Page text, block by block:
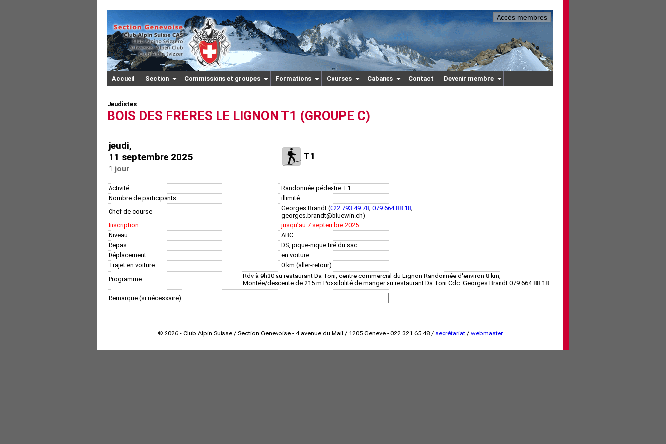
Accès membres
Accueil Section Commissions et groupes Formations Courses Cabanes Contact Devenir membre
Jeudistes
BOIS DES FRERES LE LIGNON T1 (GROUPE C)
jeudi,
11 septembre 2025
1 jour
T1
Activité
Randonnée pédestre T1
Nombre de participants
illimité
Chef de course
Georges Brandt (022 793 49 78; 079 664 88 18;
georges.brandt@bluewin.ch)
Inscription
jusquʼau 7 septembre 2025
Niveau
ABC
Repas
DS, pique-nique tiré du sac
Déplacement
en voiture
Trajet en voiture
0 km (aller-retour)
Programme
Rdv à 9h30 au restaurant Da Toni, centre commercial du Lignon Randonnée d'environ 8 km,
Montée/descente de 215 m Possibilité de manger au restaurant Da Toni Cdc: Georges Brandt 079 664 88 18
Remarque (si nécessaire)
© 2026 - Club Alpin Suisse / Section Genevoise - 4 avenue du Mail / 1205 Geneve - 022 321 65 48 / secrétariat/ webmaster